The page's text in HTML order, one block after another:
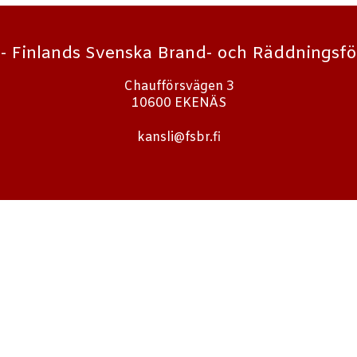
Finlands Svenska Brand- och
Chaufförsvägen 3
10600 EKENÄS
kansli@fsbr.fi